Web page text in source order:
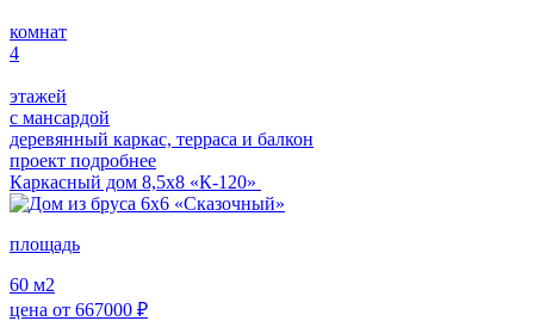
комнат
4
этажей
с мансардой
деревянный каркас, терраса и балкон
проект подробнее
Каркасный дом 8,5х8 «К-120»
площадь
60 м2
цена от 667000 ₽